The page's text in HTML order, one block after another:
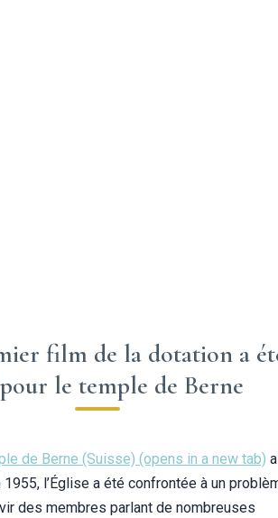
film de la dotation a
le temple de Berne
de Berne (Suisse) (opens in a new tab) a
l’Église a été confrontée à un
des membres parlant de nombreuses